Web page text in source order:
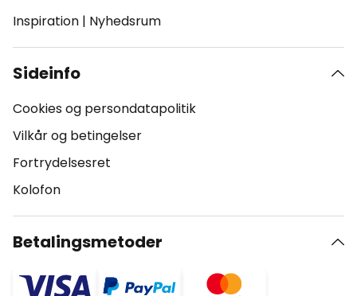
Inspiration | Nyhedsrum
Sideinfo
Cookies og persondatapolitik
Vilkår og betingelser
Fortrydelsesret
Kolofon
Betalingsmetoder